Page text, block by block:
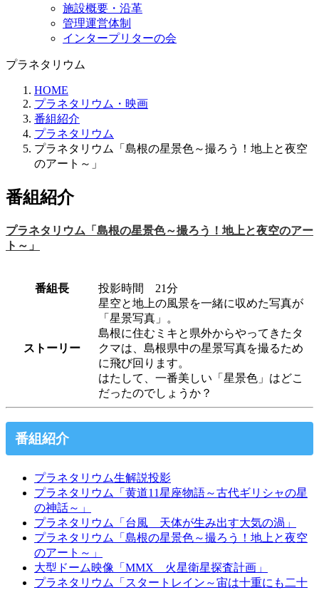
施設概要・沿革
管理運営体制
インタープリターの会
プラネタリウム
HOME
プラネタリウム・映画
番組紹介
プラネタリウム
プラネタリウム「島根の星景色～撮ろう！地上と夜空
のアート～」
番組紹介
プラネタリウム「島根の星景色～撮ろう！地上と夜空のアー
ト～」
番組長 投影時間 21分
ストーリー
星空と地上の風景を一緒に収めた写真が
「星景写真」。
島根に住むミキと県外からやってきたタ
クマは、島根県中の星景写真を撮るため
に飛び回ります。
はたして、一番美しい「星景色」はどこ
だったのでしょうか？
番組紹介
プラネタリウム生解説投影
プラネタリウム「黄道11星座物語～古代ギリシャの星
の神話～」
プラネタリウム「台風 天体が生み出す大気の渦」
プラネタリウム「島根の星景色～撮ろう！地上と夜空
のアート～」
大型ドーム映像「MMX 火星衛星探査計画」
プラネタリウム「スタートレイン～宙は十重にも二十